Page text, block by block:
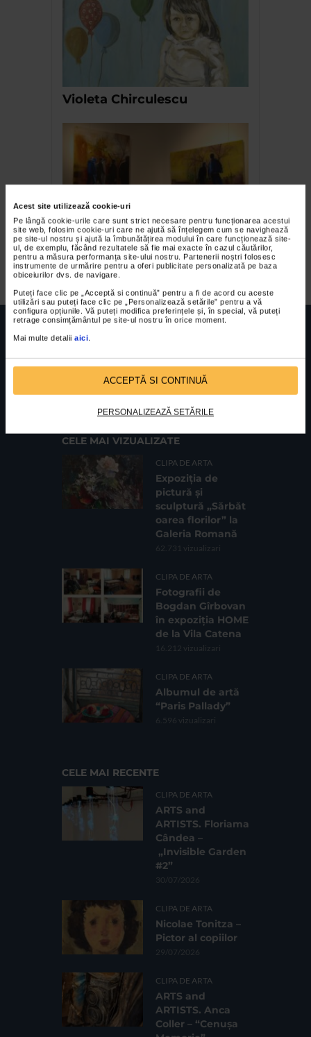
Acest site utilizează cookie-uri
Pe lângă cookie-urile care sunt strict necesare pentru funcționarea acestui
site web, folosim cookie-uri care ne ajută să înțelegem cum se navighează
pe site-ul nostru și ajută la îmbunătățirea modului în care funcționează site-
ul, de exemplu, făcând rezultatele să fie mai exacte în cazul căutărilor,
pentru a măsura performanța site-ului nostru. Partenerii noștri folosesc
instrumente de urmărire pentru a oferi publicitate personalizată pe baza
obiceiurilor dvs. de navigare.
Puteți face clic pe „Acceptă si continuă” pentru a fi de acord cu aceste
utilizări sau puteți face clic pe „Personalizează setările” pentru a vă
configura opțiunile. Vă puteți modifica preferințele și, în special, vă puteți
retrage consimțământul pe site-ul nostru în orice moment.
Mai multe detalii aici
ACCEPTĂ SI CONTINUĂ
PERSONALIZEAZĂ SETĂRILE
Violeta Chirculescu
Shadows de Francisc
Chiuariu
FUNDATIA FILDAS ARTNr inreg registrul special: 4 PJ/ 29.01.2013
Cod fiscal: 9164384 Sediu social: Str. Delfinului, Nr. 6, parter Bl. 42,
Sc. 4, Ap. 197, Sector 2
CELE MAI VIZUALIZATE
CLIPA DE ARTA
Expoziția de
pictură și
sculptură „Sărbăt
oarea florilor” la
Galeria Romană
62.731 vizualizari
CLIPA DE ARTA
Fotografii de
Bogdan Gîrbovan
în expoziția HOME
de la Vila Catena
16.212 vizualizari
CLIPA DE ARTA
Albumul de artă
“Paris Pallady”
6.596 vizualizari
CELE MAI RECENTE
CLIPA DE ARTA
ARTS and
ARTISTS. Floriama
Cândea –
„Invisible Garden
#2”
30/07/2026
CLIPA DE ARTA
Nicolae Tonitza –
Pictor al copiilor
29/07/2026
CLIPA DE ARTA
ARTS and
ARTISTS. Anca
Coller – “Cenușa